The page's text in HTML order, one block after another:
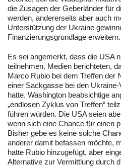
die Zusagen der Geberländer für
werden, andererseits aber auch
Unterstützung der Ukraine
Finanzierungsgrundlage erweitern.
Es sei angemerkt, dass die USA
teilnehmen. Medien berichteten,
Marco Rubio bei dem Treffen der
einer Sackgasse bei den
hatte. Washington beabsichtige
„endlosen Zyklus von Treffen“
führen würden. Die USA seien
wenn sich eine Chance für einen
Bisher gebe es keine solche
anderer damit befassen möchte,
hatte Rubio hinzugefügt, aber
Alternative zur Vermittlung durch